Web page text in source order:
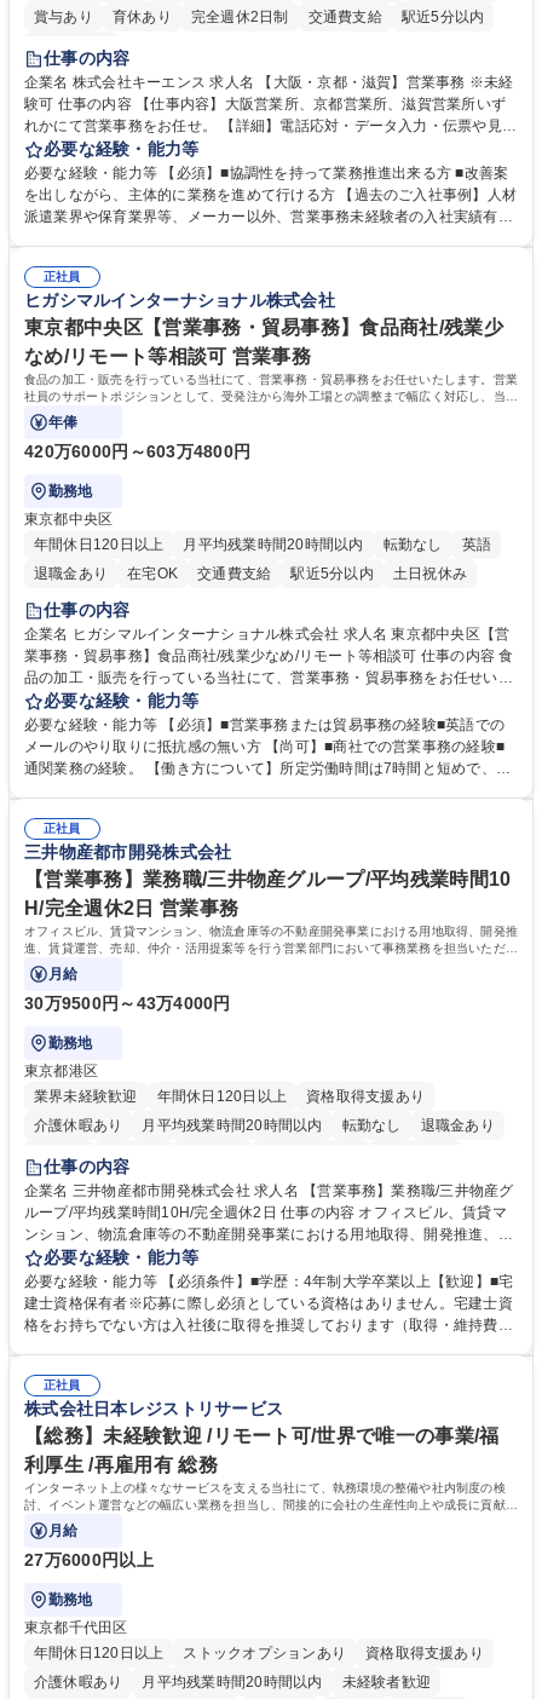
賞与あり
育休あり 完全週休2日制 交通費支給
駅近5分以内
土日祝休み
仕事の内容
企業名 株式会社キーエンス 求人名 【大阪・京都・滋賀】営業事務 ※未経
験可 仕事の内容 【仕事内容】大阪営業所、京都営業所、滋賀営業所いず
れかにて営業事務をお任せ。 【詳細】電話応対・データ入力・伝票や見積
の作成・カタログ送付・来客対応・営業所内で発生する事務業務や業務改
善をお任せ。 【教育制度】ご入社後、育成担当とペアになりながらOJTに
て業務を覚えていただくことが可能です。業務システムがきちんと構築さ
れているため、スムーズに仕事に慣れることができる環境です。また、
募集職種 【大阪・京都・滋賀】営業事務 ※未経験可
必要な経験・能力等
必要な経験・能力等 【必須】■協調性を持って業務推進出来る方 ■改善案
を出しながら、主体的に業務を進めて行ける方 【過去のご入社事例】人材
派遣業界や保育業界等、メーカー以外、営業事務未経験者の入社実績有
えて、お客様や社員の状況に合わせ、能動的なサポート、改善の動きも期
待され。組織を支えるスペシャリストとして、チームに貢献し、結果的に
社員から頼られる存在になることができます。平均19:30の退勤以降の業
務の持ち帰りも禁止されており、メリハリのある働き方となります。 学
歴・資格 学歴：大学院 大学 高専 短大 語学力： 資格：
正社員
ヒガシマルインターナショナル株式会社
東京都中央区【営業事務・貿易事務】食品商社/残業少
なめ/リモート等相談可 営業事務
食品の加工・販売を行っている当社にて、営業事務・貿易事務をお任せいたします。営業
社員のサポートポジションとして、受発注から海外工場との調整まで幅広く対応し、当社
事業の根幹を支えていただきます。
年俸
420万6000円～603万4800円
勤務地
東京都中央区
年間休日120日以上
月平均残業時間20時間以内 転勤なし
英語
退職金あり
在宅OK 交通費支給 駅近5分以内 土日祝休み
仕事の内容
企業名 ヒガシマルインターナショナル株式会社 求人名 東京都中央区【営
業事務・貿易事務】食品商社/残業少なめ/リモート等相談可 仕事の内容 食
品の加工・販売を行っている当社にて、営業事務・貿易事務をお任せいた
します。営業社員のサポートポジションとして、受発注から海外工場との
調整まで幅広く対応し、当社事業の根幹を支えていただきます。 ■受発注
業務、請求書発行 ■海外工場とのスケジュール調整 ■在庫管理 ■輸入書類
の確認・作成 ■配送手配 ■通関業者を通して行う輸出入業全般 ■倉庫との
ルプロデュースしているため、商品に関わる全ての業務をサポート頂きま
す。 募集職種 東京都中央区【営業事務・貿易事務】食品商社/残業少なめ/
リモート等相談可
必要な経験・能力等
必要な経験・能力等 【必須】■営業事務または貿易事務の経験■英語での
メールのやり取りに抵抗感の無い方 【尚可】■商社での営業事務の経験■
通関業務の経験。 【働き方について】所定労働時間は7時間と短めで、残
の強み】1991年の設立以来、外食産業を中心としたお客様の多様なニー
ズに沿った冷凍水産物等の生産・輸入・販売を一貫して手掛けています。
自社工場と海外拠点の強固な連携によるワンストップサービスが最大の強
みです。 学歴・資格 学歴：大学院 大学 語学力：英語 資格：
正社員
三井物産都市開発株式会社
【営業事務】業務職/三井物産グループ/平均残業時間10
H/完全週休2日 営業事務
オフィスビル、賃貸マンション、物流倉庫等の不動産開発事業における用地取得、開発推
進、賃貸運営、売却、仲介・活用提案等を行う営業部門において事務業務を担当いただき
ます。
月給
30万9500円～43万4000円
勤務地
東京都港区
業界未経験歓迎
年間休日120日以上
資格取得支援あり
介護休暇あり
月平均残業時間20時間以内 転勤なし
退職金あり
在宅OK
賞与あり
駅近5分以内
土日祝休み 寮・社宅あり
仕事の内容
企業名 三井物産都市開発株式会社 求人名 【営業事務】業務職/三井物産グ
ループ/平均残業時間10H/完全週休2日 仕事の内容 オフィスビル、賃貸マ
ンション、物流倉庫等の不動産開発事業における用地取得、開発推進、賃
貸運営、売却、仲介・活用提案等を行う営業部門において事務業務を担当
いただきます。 【詳細】・契約書管理、契約書製本、捺印対応、ファイリ
ング、登記簿取得、調書取得・支払業務（各種費用支払、支払管理、請
求・支払データ登録、取引先マスター申請対応）・予算作成及び予実管
の他に担当頂く業務が発生する場合があります。 募集職種 【営業事務】
業務職/三井物産グループ/平均残業時間10H/完全週休2日
必要な経験・能力等
必要な経験・能力等 【必須条件】■学歴：4年制大学卒業以上【歓迎】■宅
建士資格保有者※応募に際し必須としている資格はありません。宅建士資
格をお持ちでない方は入社後に取得を推奨しております（取得・維持費用
ション力がある方。 ・チャレンジを厭わず、粘り強く業務に取り組める
方。多様な関係者と謙虚に信頼関係を構築でき、期限を意識したスケジュ
ール管理が出来る方。※将来的に他部署（営業部門、コーポレート部門）
へのジョブローテーションの可能性があります。 学歴・資格 学歴：大学
院 大学 語学力： 資格：宅地建物取引士
正社員
株式会社日本レジストリサービス
【総務】未経験歓迎 /リモート可/世界で唯一の事業/福
利厚生 /再雇用有 総務
インターネット上の様々なサービスを支える当社にて、執務環境の整備や社内制度の検
討、イベント運営などの幅広い業務を担当し、間接的に会社の生産性向上や成長に貢献し
ている部署です。
月給
27万6000円以上
勤務地
東京都千代田区
年間休日120日以上
ストックオプションあり
資格取得支援あり
介護休暇あり
月平均残業時間20時間以内
未経験者歓迎